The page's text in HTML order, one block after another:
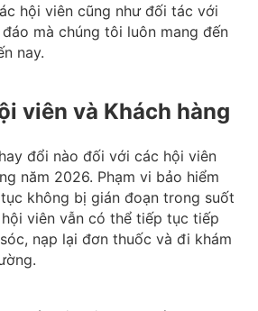
hội viên cũng như đối tác với
mà chúng tôi luôn mang đến
nay.
viên và Khách hàng
đổi nào đối với các hội viên
năm 2026. Phạm vi bảo hiểm
không bị gián đoạn trong suốt
viên vẫn có thể tiếp tục tiếp
nạp lại đơn thuốc và đi khám